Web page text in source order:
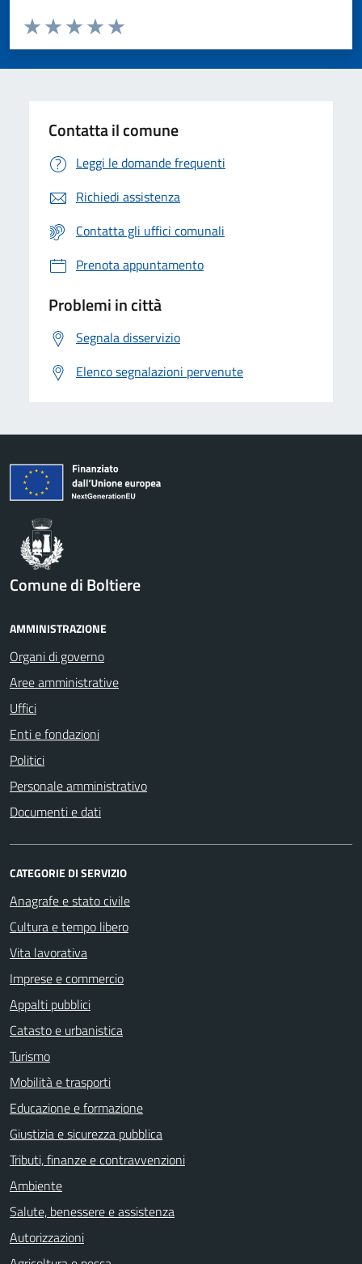
Valuta da 1 a 5 stelle la pagina
Valuta 5 stelle su 5
Valuta 4 stelle su 5
Valuta 3 stelle su 5
Valuta 2 stelle su 5
Valuta 1 stelle su 5
Contatta il comune
Leggi le domande frequenti
Richiedi assistenza
Contatta gli uffici comunali
Prenota appuntamento
Problemi in città
Segnala disservizio
Elenco segnalazioni pervenute
Comune di Boltiere
AMMINISTRAZIONE
Organi di governo
Aree amministrative
Uffici
Enti e fondazioni
Politici
Personale amministrativo
Documenti e dati
CATEGORIE DI SERVIZIO
Anagrafe e stato civile
Cultura e tempo libero
Vita lavorativa
Imprese e commercio
Appalti pubblici
Catasto e urbanistica
Turismo
Mobilità e trasporti
Educazione e formazione
Giustizia e sicurezza pubblica
Tributi, finanze e contravvenzioni
Ambiente
Salute, benessere e assistenza
Autorizzazioni